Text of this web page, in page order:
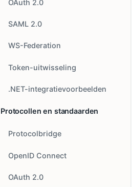
OAuth 2.0
SAML 2.0
WS-Federation
Token-uitwisseling
.NET-integratievoorbeelden
Protocollen en standaarden
Protocolbridge
OpenID Connect
OAuth 2.0